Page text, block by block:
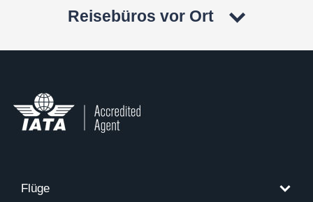
Reisebüros vor Ort
Flüge